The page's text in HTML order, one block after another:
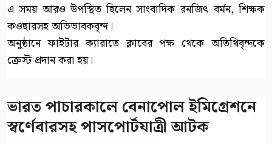
এ সময় আরও উপস্থিত ছিলেন সাংবাদিক রনজিৎ বর্মন, শিক্ষক
কওছারসহ অভিভাবকবৃন্দ।
অনুষ্ঠানে ফাইটার ক্যারাতে ক্লাবের পক্ষ থেকে অতিথিবৃন্দকে
ক্রেস্ট প্রদান করা হয়।
ভারত পাচারকালে বেনাপোল ইমিগ্রেশনে
স্বর্ণেবারসহ পাসপোর্টযাত্রী আটক